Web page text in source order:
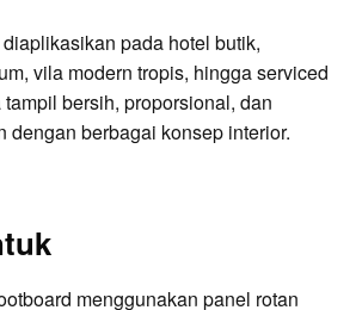
pada hotel butik,
vila modern tropis, hingga serviced
bersih, proporsional, dan
dengan berbagai konsep interior.
menggunakan panel rotan